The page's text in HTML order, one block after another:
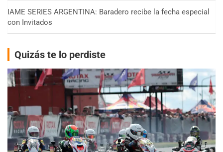
IAME SERIES ARGENTINA: Baradero recibe la fecha especial
con Invitados
Quizás te lo perdiste